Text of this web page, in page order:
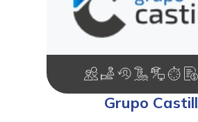
Grupo